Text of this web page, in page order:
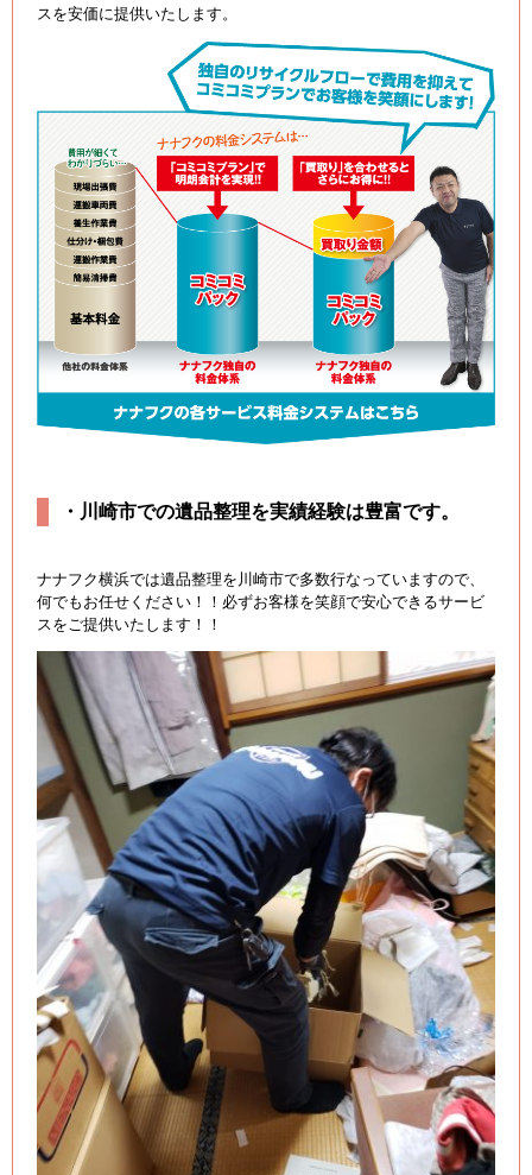
スを安価に提供いたします。
・川崎市での遺品整理を実績経験は豊富です。
ナナフク横浜では遺品整理を川崎市で多数行なっていますので、
何でもお任せください！！必ずお客様を笑顔で安心できるサービ
スをご提供いたします！！